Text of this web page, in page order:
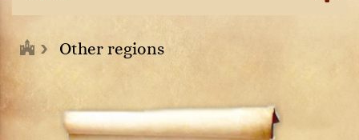
Other regions